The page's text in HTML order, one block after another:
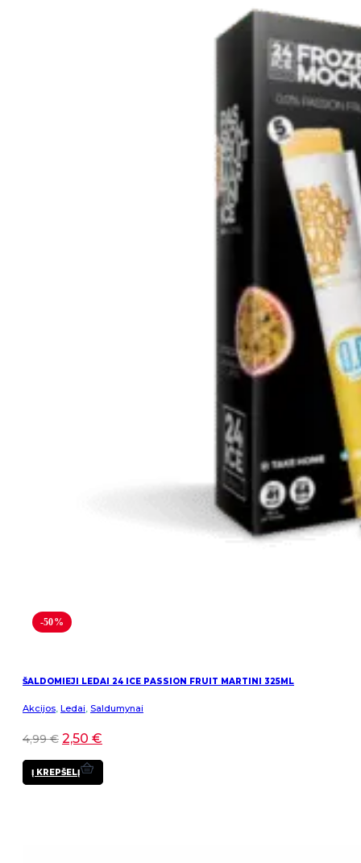
-50%
ŠALDOMIEJI LEDAI 24 ICE PASSION FRUIT MARTINI 325ML
Akcijos, Ledai, Saldumynai
4,99€ 2,50 €
Į KREPŠELĮ